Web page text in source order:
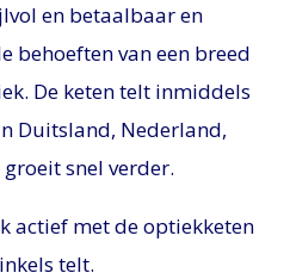
en betaalbaar en
behoeften van een breed
De keten telt inmiddels
Duitsland, Nederland,
snel verder.
actief met de optiekketen
telt.